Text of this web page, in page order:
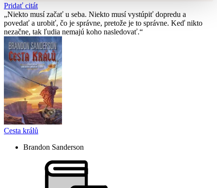
Pridať citát
Niekto musí začať u seba. Niekto musí vystúpiť dopredu a
povedať a urobiť, čo je správne, pretože je to správne. Keď nikto
nezačne, tak ľudia nemajú koho nasledovať.
Cesta králů
Brandon Sanderson